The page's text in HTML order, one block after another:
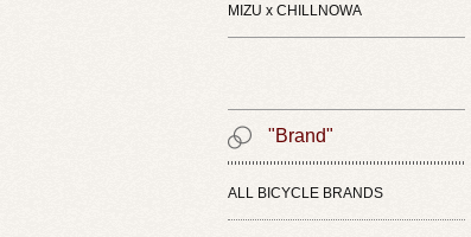
MIZU x CHILLNOWA
"Brand"
ALL BICYCLE BRANDS